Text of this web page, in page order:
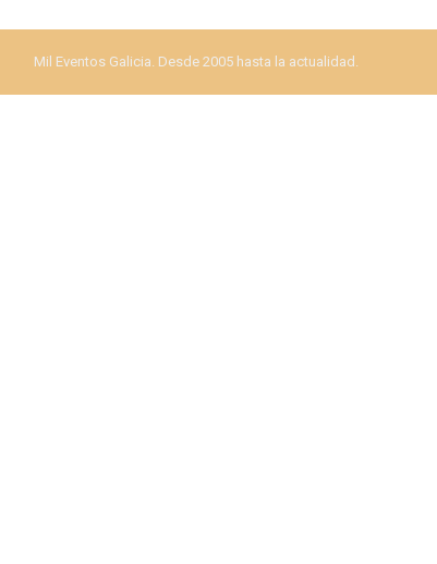
Mil Eventos Galicia. Desde 2005 hasta la actualidad.